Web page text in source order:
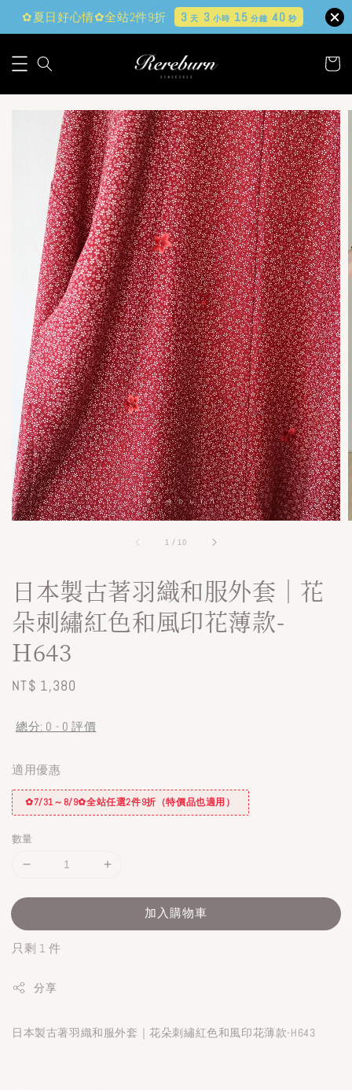
✿夏日好心情✿全站2件9折 3天 3小時 15分鐘 38秒
1 / 10
日本製古著羽織和服外套｜花
朵刺繡紅色和風印花薄款-
H643
Regular
NT$ 1,380
總分: 0 - 0 評價
適用優惠
✿7/31～8/9✿全站任選2件9折（特價品也適用）
數量
加入購物車
只剩 1 件
分享
日本製古著羽織和服外套｜花朵刺繡紅色和風印花薄款-H643